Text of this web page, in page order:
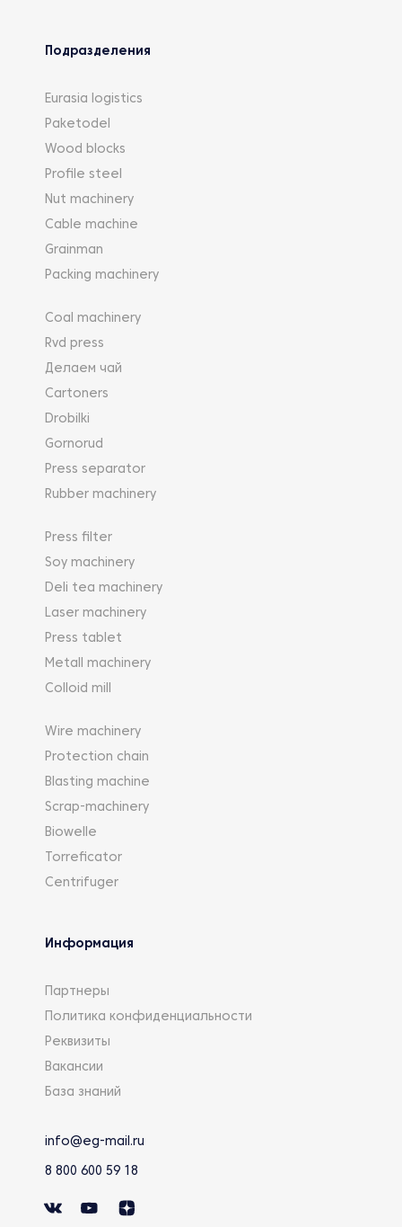
Подразделения
Eurasia logistics
Paketodel
Wood blocks
Profile steel
Nut machinery
Cable machine
Grainman
Packing machinery
Coal machinery
Rvd press
Делаем чай
Cartoners
Drobilki
Gornorud
Press separator
Rubber machinery
Press filter
Soy machinery
Deli tea machinery
Laser machinery
Press tablet
Metall machinery
Colloid mill
Wire machinery
Protection chain
Blasting machine
Scrap-machinery
Biowelle
Torreficator
Centrifuger
Информация
Партнеры
Политика конфиденциальности
Реквизиты
Вакансии
База знаний
info@eg-mail.ru
8 800 600 59 18